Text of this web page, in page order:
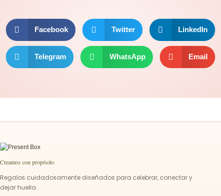
Facebook Twitter LinkedIn
Telegram WhatsApp Email
Creamos con propósito
Regalos cuidadosamente diseñados para celebrar, conectar y
dejar huella.